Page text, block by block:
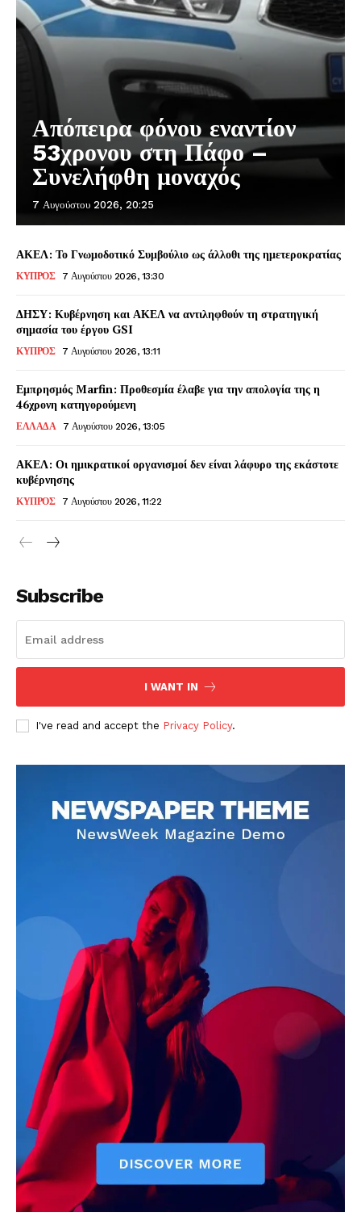
Απόπειρα φόνου εναντίον
53χρονου στη Πάφο –
Συνελήφθη μοναχός
7 Αυγούστου 2026, 20:25
ΑΚΕΛ: Το Γνωμοδοτικό Συμβούλιο ως άλλοθι της ημετεροκρατίας
ΚΥΠΡΟΣ 7 Αυγούστου 2026, 13:30
ΔΗΣΥ: Κυβέρνηση και ΑΚΕΛ να αντιληφθούν τη στρατηγική
σημασία του έργου GSI
ΚΥΠΡΟΣ 7 Αυγούστου 2026, 13:11
Εμπρησμός Marfin: Προθεσμία έλαβε για την απολογία της η
46χρονη κατηγορούμενη
ΕΛΛΑΔΑ 7 Αυγούστου 2026, 13:05
ΑΚΕΛ: Οι ημικρατικοί οργανισμοί δεν είναι λάφυρο της εκάστοτε
κυβέρνησης
ΚΥΠΡΟΣ 7 Αυγούστου 2026, 11:22
Subscribe
I WANT IN
I've read and accept the Privacy Policy.